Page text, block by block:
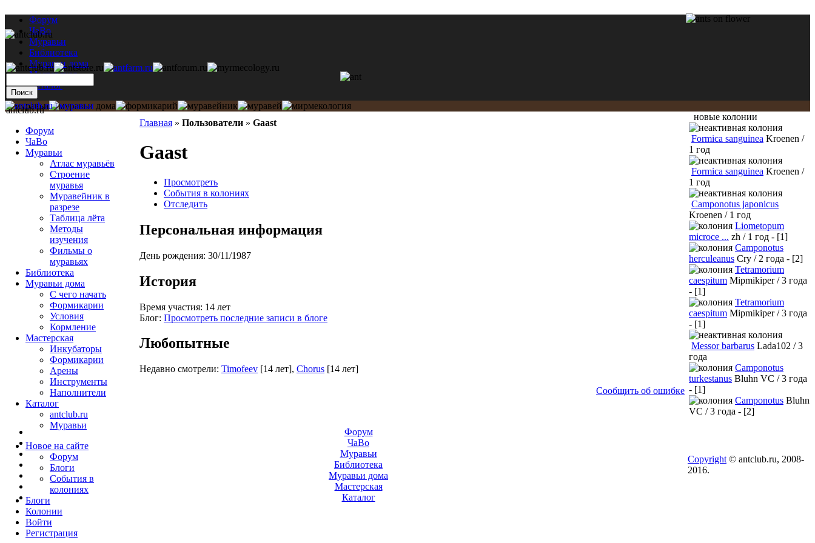
Форум
ЧаВо
Муравьи
Библиотека
Муравьи дома
Мастерская
Каталог
Главная » Пользователи » Gaast
Gaast
Просмотреть
События в колониях
Отследить
Персональная информация
День рождения: 30/11/1987
История
Время участия: 14 лет
Блог: Просмотреть последние записи в блоге
Любопытные
Недавно смотрели: Timofeev [14 лет], Chorus [14 лет]
Сообщить об ошибке
antclub.ru
Форум
ЧаВо
Муравьи
Атлас муравьёв
Строение
муравья
Муравейник в
разрезе
Таблица лёта
Методы
изучения
Фильмы о
муравьях
Библиотека
Муравьи дома
С чего начать
Формикарии
Условия
Кормление
Мастерская
Инкубаторы
Формикарии
Арены
Инструменты
Наполнители
Каталог
antclub.ru
Муравьи
Новое на сайте
Форум
Блоги
События в
колониях
Блоги
Колонии
Войти
Peгиcтpaция
новые колонии
Formica sanguinea Kroenen /
1 год
Formica sanguinea Kroenen /
1 год
Camponotus japonicus
Kroenen / 1 год
Liometopum
microce ... zh / 1 год - [1]
Camponotus
herculeanus Cry / 2 года - [2]
Tetramorium
caespitum Mipmikiper / 3 года
- [1]
Tetramorium
caespitum Mipmikiper / 3 года
- [1]
Messor barbarus Lada102 / 3
года
Camponotus
turkestanus Bluhn VC / 3 года
- [1]
Camponotus Bluhn
VC / 3 года - [2]
Форум
ЧаВо
Муравьи
Библиотека
Муравьи дома
Мастерская
Каталог
Copyright © antclub.ru, 2008-
2016.